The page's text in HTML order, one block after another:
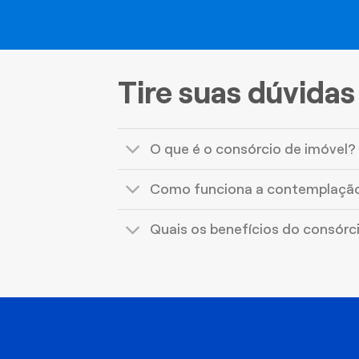
Tire suas dúvidas
O que é o consórcio de imóvel?
Como funciona a
Quais os benefícios do